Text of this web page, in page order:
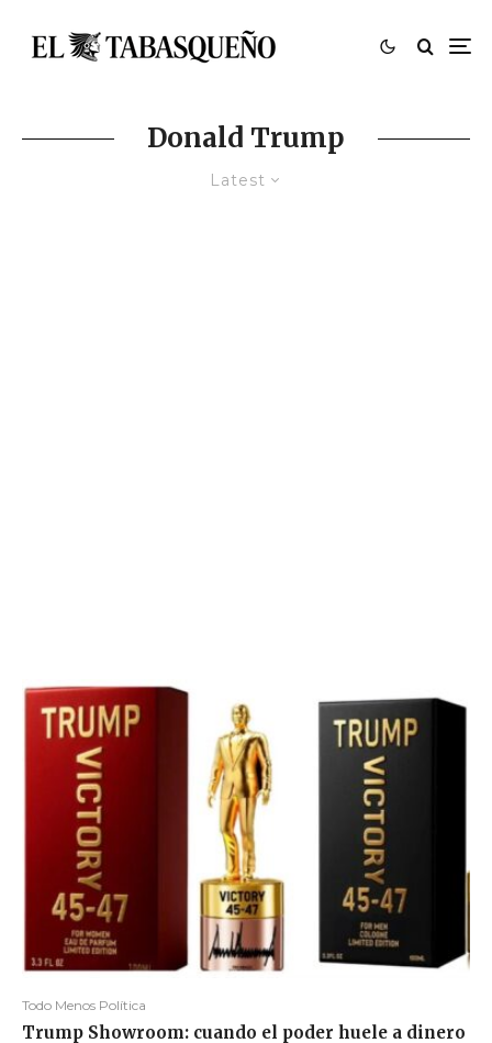
Donald Trump
Latest
Todo Menos Política
Trump Showroom: cuando el poder huele a dinero